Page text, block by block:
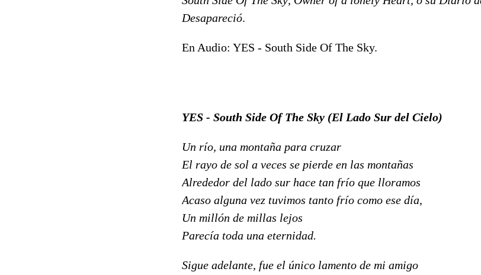
Desapareció.
En Audio: YES - South Side Of The Sky.
YES - South Side Of The Sky (El Lado Sur del Cielo)
Un río, una montaña para cruzar
El rayo de sol a veces se pierde en las montañas
Alrededor del lado sur hace tan frío que lloramos
Acaso alguna vez tuvimos tanto frío como ese día,
Un millón de millas lejos
Parecía toda una eternidad.
Sigue adelante, fue el único lamento de mi amigo